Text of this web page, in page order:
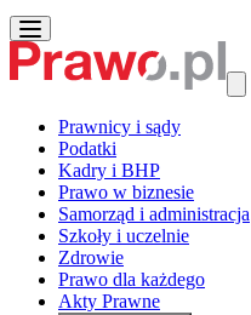
Prawnicy i sądy
Podatki
Kadry i BHP
Prawo w biznesie
Samorząd i administracja
Szkoły i uczelnie
Zdrowie
Prawo dla każdego
Akty Prawne